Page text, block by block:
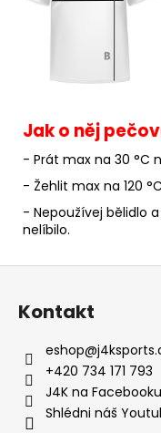
Jak o něj
- Prát max na 30 °C
- Žehlit max na 120
- Nepoužívej bělidlo
nelíbilo.
Z
Kontakt
eshop@
+420 734 171 793
J4K na Facebooku
Shlédni náš